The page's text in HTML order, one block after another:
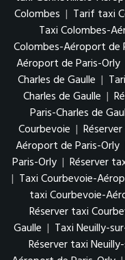
Colombes | Tarif taxi
Taxi Colombes-
Colombes-Aéroport de
Aéroport de Paris-Orly
Charles de Gaulle |
Charles de Gaulle |
Paris-Charles de
Courbevoie |
Aéroport de Paris-Orly
Paris-Orly | Réserver
| Taxi Courbevoie-
taxi Courbevoie-
Réserver taxi
Gaulle | Taxi Neuilly-
Réserver taxi